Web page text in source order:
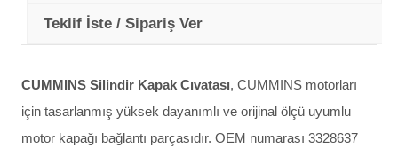
Teklif İste / Sipariş Ver
CUMMINS Silindir Kapak Cıvatası, CUMMINS motorları
için tasarlanmış yüksek dayanımlı ve orijinal ölçü uyumlu
motor kapağı bağlantı parçasıdır. OEM numarası 3328637